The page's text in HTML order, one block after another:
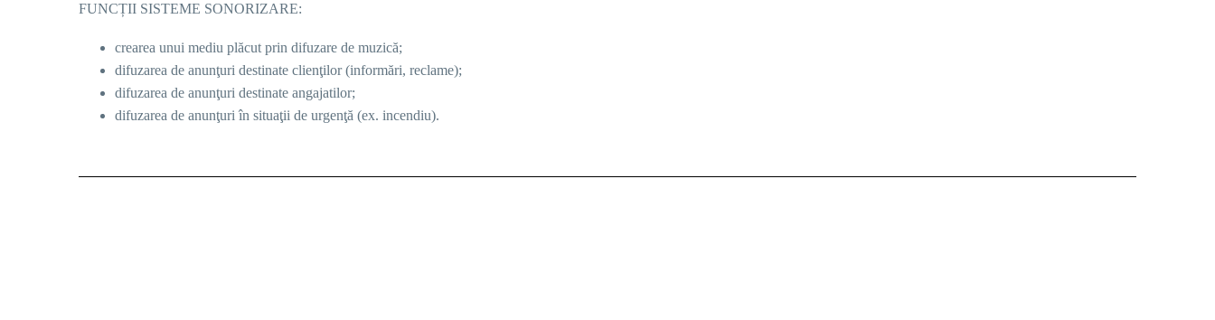
FUNCȚII SISTEME SONORIZARE:
crearea unui mediu plăcut prin difuzare de muzică;
difuzarea de anunţuri destinate clienţilor (informări, reclame);
difuzarea de anunţuri destinate angajatilor;
difuzarea de anunţuri în situaţii de urgenţă (ex. incendiu).